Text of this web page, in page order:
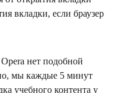
вкладки, если браузер
нет подобной
мы каждые 5 минут
учебного контента у